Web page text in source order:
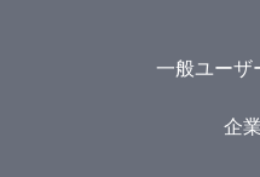
一般ユーザ
企